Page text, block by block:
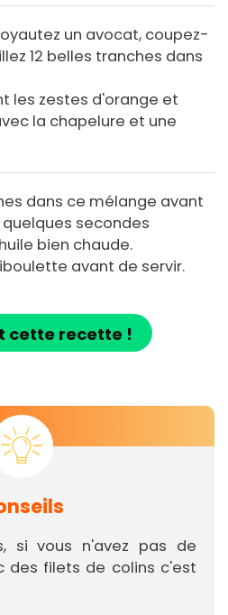
un avocat, coupez-
12 belles tranches dans
les zestes d'orange et
la chapelure et une
dans ce mélange avant
secondes
bien chaude.
avant de servir.
cette recette !
si vous n'avez pas de
des filets de colins c'est